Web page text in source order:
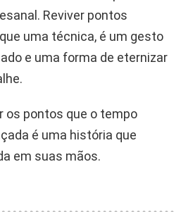
Reviver pontos
uma técnica, é um gesto
e uma forma de eternizar
os pontos que o tempo
é uma história que
em suas mãos.